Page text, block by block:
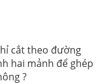
cắt theo đường
hai mảnh để ghép
?